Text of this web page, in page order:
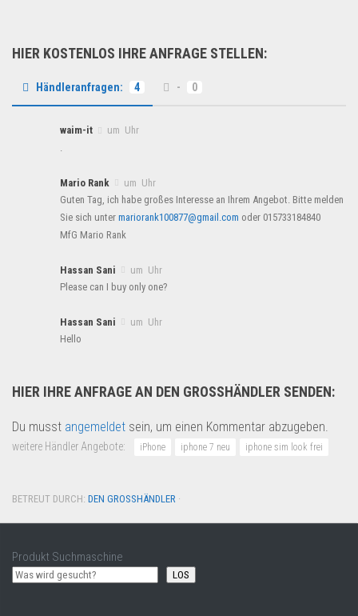
HIER KOSTENLOS IHRE ANFRAGE STELLEN:
Händleranfragen: 4 - 0
waim-it
um Uhr
Mario Rank
um Uhr
Guten Tag, ich habe großes Interesse an Ihrem Angebot. Bitte melden
Sie sich unter mariorank100877@gmail.com oder 015733184840
MfG Mario Rank
Hassan Sani
um Uhr
Please can I buy only one?
Hassan Sani
um Uhr
Hello
HIER IHRE ANFRAGE AN DEN GROSSHÄNDLER SENDEN:
Du musst angemeldet sein, um einen Kommentar abzugeben.
weitere Händler Angebote: iPhone iphone 7 neu iphone sim look frei
BETREUT DURCH: DEN GROSSHÄNDLER ·
Produkt Suchmaschine
LOS